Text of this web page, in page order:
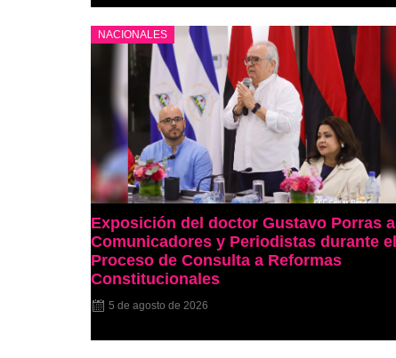
NACIONALES
Exposición del doctor Gustavo Porras a
Comunicadores y Periodistas durante el
Proceso de Consulta a Reformas
Constitucionales
5 de agosto de 2026